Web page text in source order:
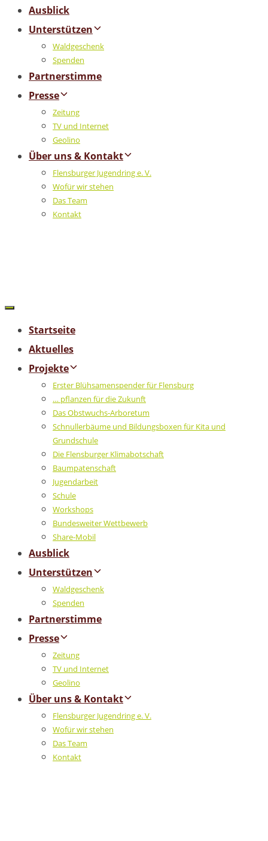
Ausblick
Unterstützen
Waldgeschenk
Spenden
Partnerstimme
Presse
Zeitung
TV und Internet
Geolino
Über uns & Kontakt
Flensburger Jugendring e. V.
Wofür wir stehen
Das Team
Kontakt
Startseite
Aktuelles
Projekte
Erster Blühsamenspender für Flensburg
… pflanzen für die Zukunft
Das Obstwuchs-Arboretum
Schnullerbäume und Bildungsboxen für Kita und
Grundschule
Die Flensburger Klimabotschaft
Baumpatenschaft
Jugendarbeit
Schule
Workshops
Bundesweiter Wettbewerb
Share-Mobil
Ausblick
Unterstützen
Waldgeschenk
Spenden
Partnerstimme
Presse
Zeitung
TV und Internet
Geolino
Über uns & Kontakt
Flensburger Jugendring e. V.
Wofür wir stehen
Das Team
Kontakt